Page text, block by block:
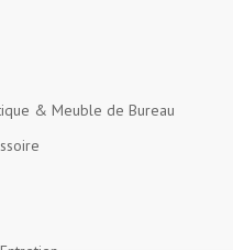
& Meuble de Bureau